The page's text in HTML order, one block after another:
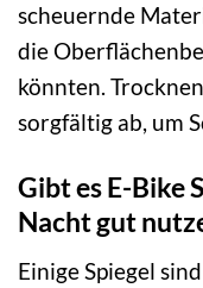
scheuernde
die
könnten.
sorgfältig ab, um
Gibt es E-Bike
Nacht gut
Einige Spiegel